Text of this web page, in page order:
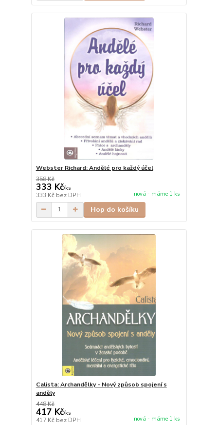
Webster Richard: Andělé pro každý účel
358 Kč
333 Kč/ks
333 Kč bez DPH nová - máme 1 ks
Hop do košíku
Calista: Archandělky - Nový způsob spojení s
anděly
448 Kč
417 Kč/ks
417 Kč bez DPH nová - máme 1 ks